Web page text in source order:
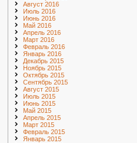
Август 2016
Июль 2016
Июнь 2016
Май 2016
Апрель 2016
Март 2016
Февраль 2016
Январь 2016
Декабрь 2015
Ноябрь 2015
Октябрь 2015
Сентябрь 2015
Август 2015
Июль 2015
Июнь 2015
Май 2015
Апрель 2015
Март 2015
Февраль 2015
Январь 2015